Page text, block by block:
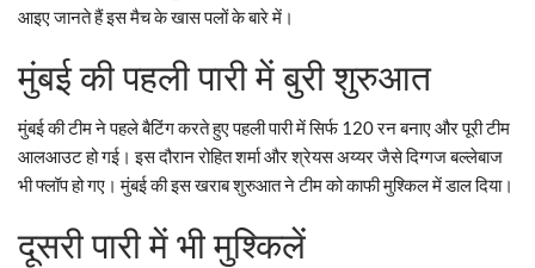
आइए जानते हैं इस मैच के खास पलों के बारे में।
मुंबई की पहली पारी में बुरी शुरुआत
मुंबई की टीम ने पहले बैटिंग करते हुए पहली पारी में सिर्फ 120 रन बनाए और पूरी टीम
आलआउट हो गई। इस दौरान रोहित शर्मा और श्रेयस अय्यर जैसे दिग्गज बल्लेबाज
भी फ्लॉप हो गए। मुंबई की इस खराब शुरुआत ने टीम को काफी मुश्किल में डाल दिया।
दूसरी पारी में भी मुश्किलें